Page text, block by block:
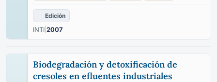
Edición
INTI 2007
Biodegradación y detoxificación de
cresoles en efluentes industriales